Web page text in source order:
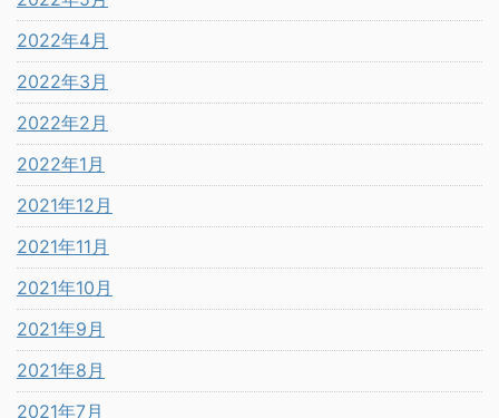
2022年4月
2022年3月
2022年2月
2022年1月
2021年12月
2021年11月
2021年10月
2021年9月
2021年8月
2021年7月